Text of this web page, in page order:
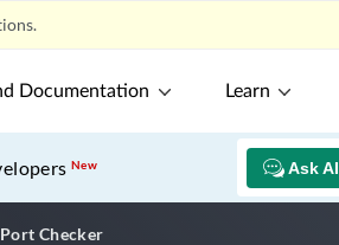
Documentation Learn
Ask AI
New
application
Port Checker